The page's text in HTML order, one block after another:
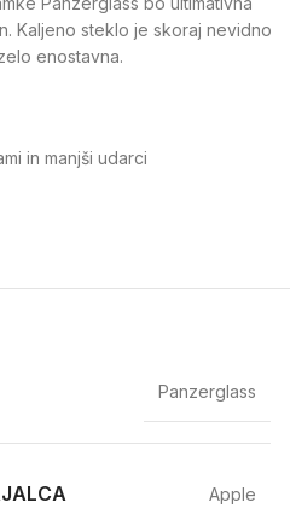
Kaljeno steklo je skoraj nevidno
enostavna.
in manjši udarci
Panzerglass
Apple